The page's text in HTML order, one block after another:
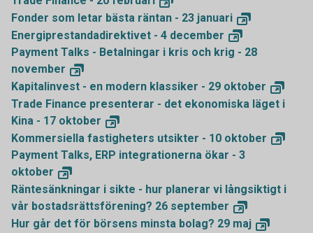
Fonder som letar bästa räntan - 23 januari
Energiprestandadirektivet - 4 december
Payment Talks - Betalningar i kris och krig - 28
november
Kapitalinvest - en modern klassiker - 29 oktober
Trade Finance presenterar - det ekonomiska läget i
Kina - 17 oktober
Kommersiella fastigheters utsikter - 10 oktober
Payment Talks, ERP integrationerna ökar - 3
oktober
Räntesänkningar i sikte - hur planerar vi långsiktigt i
vår bostadsrättsförening? 26 september
Hur går det för börsens minsta bolag? 29 maj